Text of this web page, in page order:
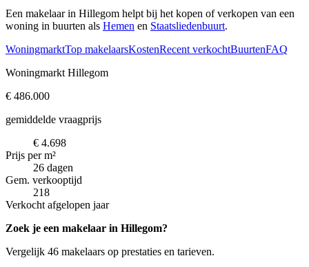
Een makelaar in Hillegom helpt bij het kopen of verkopen van een
woning in buurten als Hemen en Staatsliedenbuurt.
WoningmarktTop makelaarsKostenRecent verkochtBuurtenFAQ
Woningmarkt Hillegom
€ 486.000
gemiddelde vraagprijs
€ 4.698
Prijs per m²
26 dagen
Gem. verkooptijd
218
Verkocht afgelopen jaar
Zoek je een makelaar in Hillegom?
Vergelijk 46 makelaars op prestaties en tarieven.